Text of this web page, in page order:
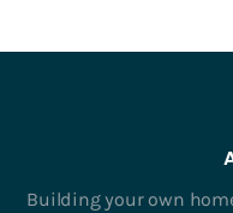
Building your own